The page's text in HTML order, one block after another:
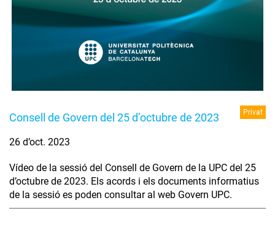
Consell de Govern del 25 d’octubre de 2023 Privat
26 d’oct. 2023
Vídeo de la sessió del Consell de Govern de la UPC del 25
d’octubre de 2023. Els acords i els documents informatius
de la sessió es poden consultar al web Govern UPC.